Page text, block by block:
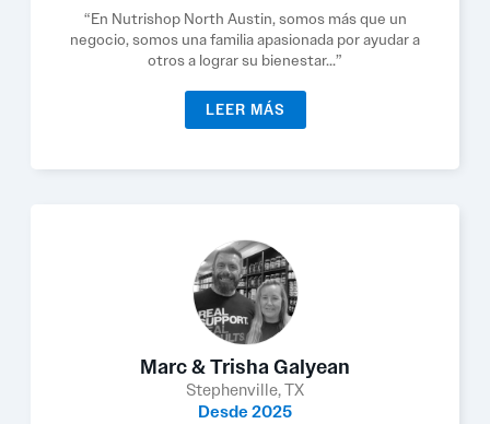
“En Nutrishop North Austin, somos más que un
negocio, somos una familia apasionada por ayudar a
otros a lograr su bienestar...”
LEER MÁS
Marc & Trisha Galyean
Stephenville, TX
Desde 2025